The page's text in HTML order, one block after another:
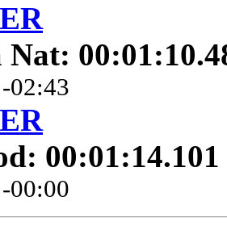
Nat:
02:43
00:01:14.101
00:00